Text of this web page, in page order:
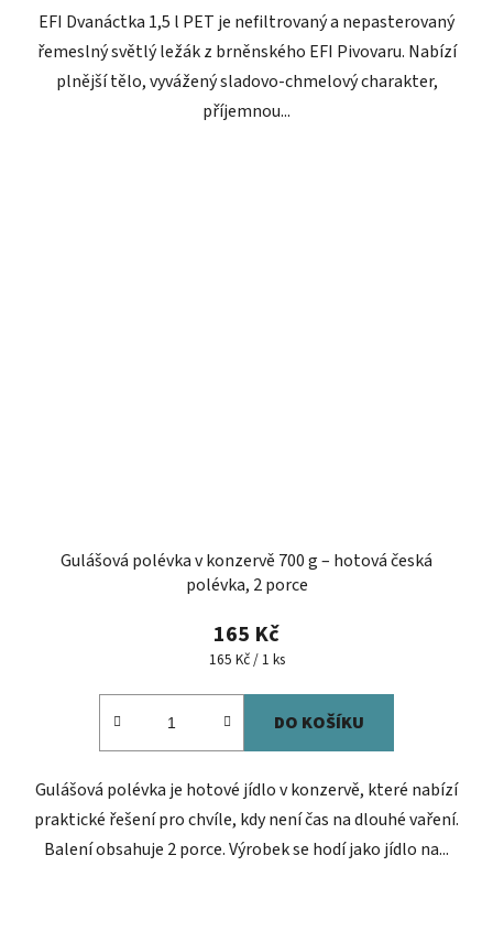
EFI Dvanáctka 1,5 l PET je nefiltrovaný a nepasterovaný
řemeslný světlý ležák z brněnského EFI Pivovaru. Nabízí
plnější tělo, vyvážený sladovo-chmelový charakter,
příjemnou...
Gulášová polévka v konzervě 700 g – hotová česká
polévka, 2 porce
165 Kč
Měrná
165 Kč / 1 ks
DO KOŠÍKU
Gulášová polévka je hotové jídlo v konzervě, které nabízí
praktické řešení pro chvíle, kdy není čas na dlouhé vaření.
Balení obsahuje 2 porce. Výrobek se hodí jako jídlo na...